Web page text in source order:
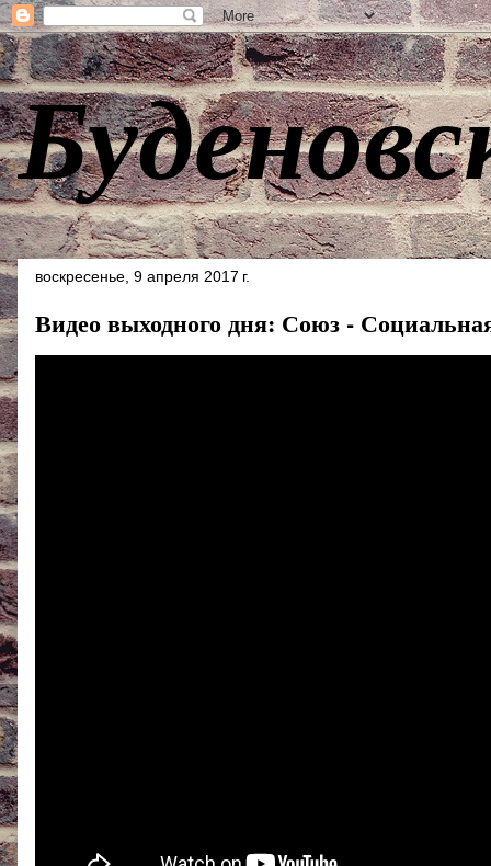
воскресенье, 9 апреля 2017 г.
Видео выходного дня: Союз -